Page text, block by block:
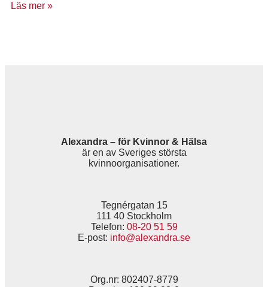
Läs mer »
Alexandra – för Kvinnor & Hälsa
är en av Sveriges största
kvinnoorganisationer.
Tegnérgatan 15
111 40 Stockholm
Telefon: 08-20 51 59
E-post: info@alexandra.se
Org.nr: 802407-8779